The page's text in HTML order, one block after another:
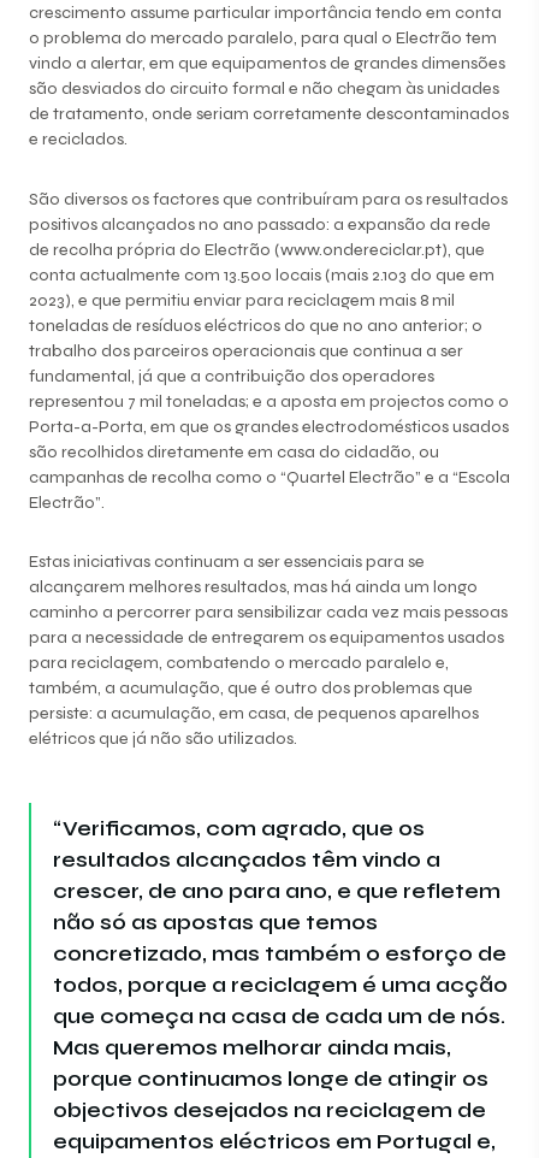
crescimento assume particular importância tendo em conta
o problema do mercado paralelo, para qual o Electrão tem
vindo a alertar, em que equipamentos de grandes dimensões
são desviados do circuito formal e não chegam às unidades
de tratamento, onde seriam corretamente descontaminados
e reciclados.
São diversos os factores que contribuíram para os resultados
positivos alcançados no ano passado: a expansão da rede
de recolha própria do Electrão (www.ondereciclar.pt), que
conta actualmente com 13.500 locais (mais 2.103 do que em
2023), e que permitiu enviar para reciclagem mais 8 mil
toneladas de resíduos eléctricos do que no ano anterior; o
trabalho dos parceiros operacionais que continua a ser
fundamental, já que a contribuição dos operadores
representou 7 mil toneladas; e a aposta em projectos como o
Porta-a-Porta, em que os grandes electrodomésticos usados
são recolhidos diretamente em casa do cidadão, ou
campanhas de recolha como o “Quartel Electrão” e a “Escola
Electrão”.
Estas iniciativas continuam a ser essenciais para se
alcançarem melhores resultados, mas há ainda um longo
caminho a percorrer para sensibilizar cada vez mais pessoas
para a necessidade de entregarem os equipamentos usados
para reciclagem, combatendo o mercado paralelo e,
também, a acumulação, que é outro dos problemas que
persiste: a acumulação, em casa, de pequenos aparelhos
elétricos que já não são utilizados.
“Verificamos, com agrado, que os
resultados alcançados têm vindo a
crescer, de ano para ano, e que refletem
não só as apostas que temos
concretizado, mas também o esforço de
todos, porque a reciclagem é uma acção
que começa na casa de cada um de nós.
Mas queremos melhorar ainda mais,
porque continuamos longe de atingir os
objectivos desejados na reciclagem de
equipamentos eléctricos em Portugal e,